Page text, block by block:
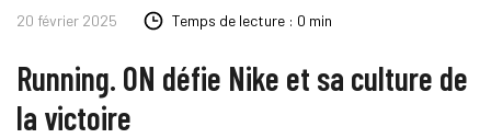
20 février 2025 Temps de lecture : 0 min
Running. ON défie Nike et sa culture de
la victoire